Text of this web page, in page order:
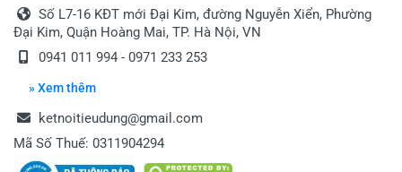
Gửi nhận xét
Số L7-16 KĐT mới Đại Kim, đường Nguyễn Xiển, Phường
Đại Kim, Quận Hoàng Mai, TP. Hà Nội, VN
0941 011 994 - 0971 233 253
» Xem thêm
ketnoitieudung@gmail.com
Mã Số Thuế: 0311904294